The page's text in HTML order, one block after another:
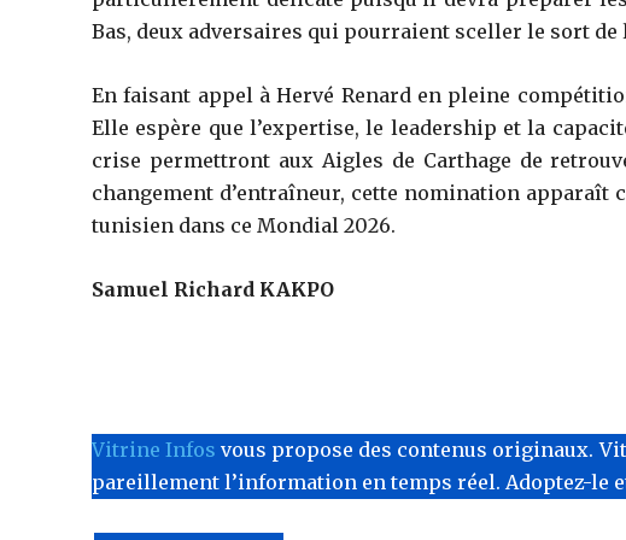
Bas, deux adversaires qui pourraient sceller le sort de
En faisant appel à Hervé Renard en pleine
Elle espère que l’expertise, le leadership et la
crise permettront aux Aigles de Carthage de
changement d’entraîneur, cette nomination apparaît
tunisien dans ce Mondial 2026.
Samuel Richard KAKPO
Vitrine Infos vous propose des contenus originaux.
pareillement l’information en temps réel. Adoptez-le